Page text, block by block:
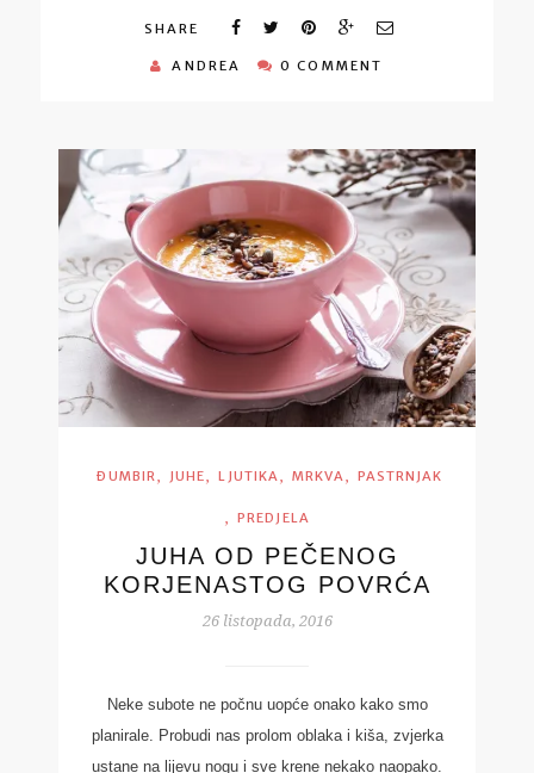
SHARE
ANDREA 0 COMMENT
ĐUMBIR, JUHE, LJUTIKA, MRKVA, PASTRNJAK
, PREDJELA
JUHA OD PEČENOG
KORJENASTOG POVRĆA
26 listopada, 2016
Neke subote ne počnu uopće onako kako smo
planirale. Probudi nas prolom oblaka i kiša, zvjerka
ustane na lijevu nogu i sve krene nekako naopako.